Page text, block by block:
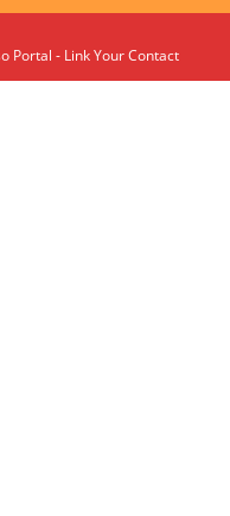
Portal - Link Your Contact